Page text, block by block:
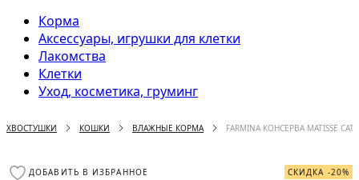
Корма
Аксессуары, игрушки для клетки
Лакомства
Клетки
Уход, косметика, груминг
ХВОСТУШКИ КОШКИ ВЛАЖНЫЕ КОРМА FARMINA КОНСЕРВА MATISSE
ДОБАВИТЬ В ИЗБРАННОЕ СКИДКА -20%